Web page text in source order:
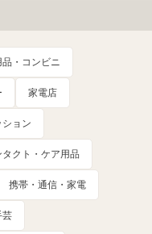
・コンビニ
家電店
ション
クト・ケア用品
携帯・通信・家電
芸